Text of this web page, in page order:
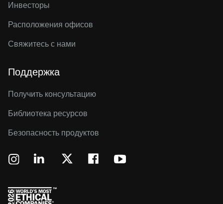
Инвесторы
Расположения офисов
Свяжитесь с нами
Поддержка
Получить консультацию
Библиотека ресурсов
Безопасность продуктов